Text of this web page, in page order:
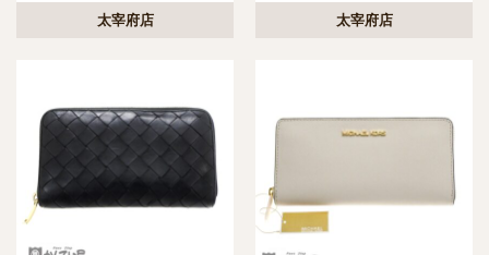
太宰府店 太宰府店